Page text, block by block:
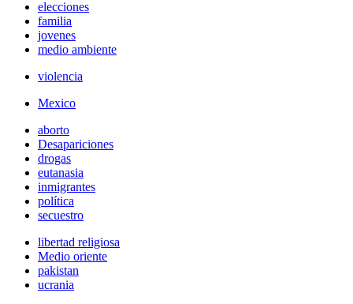
elecciones
familia
jovenes
medio ambiente
violencia
Mexico
aborto
Desapariciones
drogas
eutanasia
inmigrantes
política
secuestro
libertad religiosa
Medio oriente
pakistan
ucrania